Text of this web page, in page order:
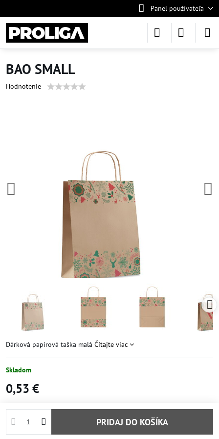
Panel používateľa
BAO SMALL
Hodnotenie
Dárková papírová taška malá Čítajte viac
Skladom
0,53 €
PRIDAJ DO KOŠÍKA